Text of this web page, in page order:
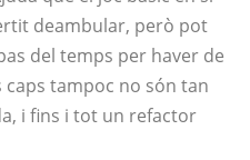
deambular, però pot
del temps per haver de
caps tampoc no són tan
i fins i tot un refactor